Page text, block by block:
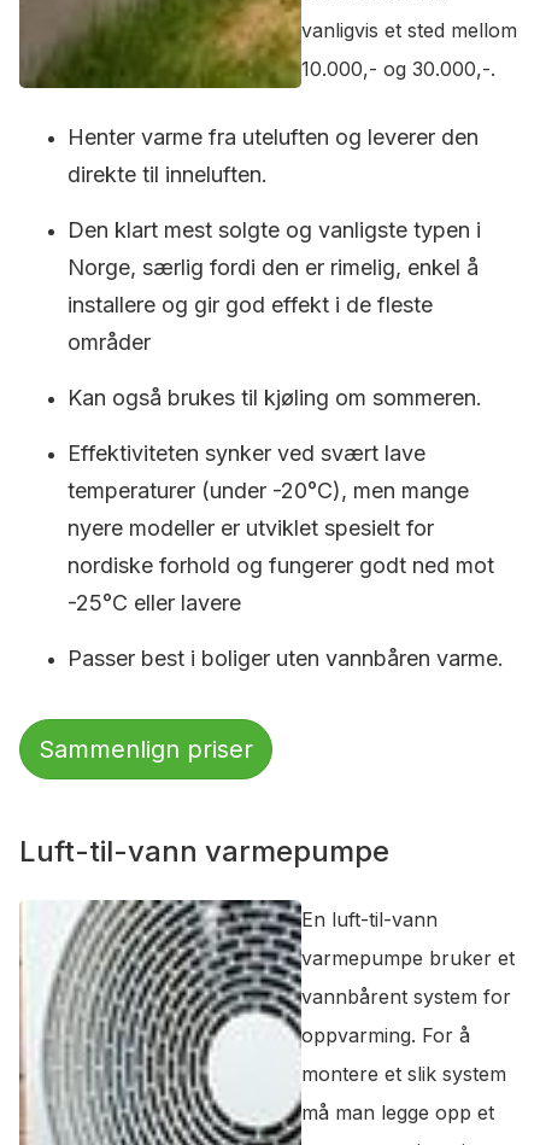
vanligvis et sted mellom
10.000,- og 30.000,-.
Henter varme fra uteluften og leverer den
direkte til inneluften.
Den klart mest solgte og vanligste typen i
Norge, særlig fordi den er rimelig, enkel å
installere og gir god effekt i de fleste
områder
Kan også brukes til kjøling om sommeren.
Effektiviteten synker ved svært lave
temperaturer (under -20°C), men mange
nyere modeller er utviklet spesielt for
nordiske forhold og fungerer godt ned mot
-25°C eller lavere
Passer best i boliger uten vannbåren varme.
Sammenlign priser
Luft-til-vann varmepumpe
En luft-til-vann
varmepumpe bruker et
vannbårent system for
oppvarming. For å
montere et slik system
må man legge opp et